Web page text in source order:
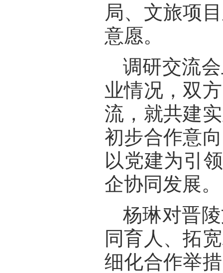
局、文旅项目
意愿。
调研交流
业情况，双
流，就共建
初步合作意
以党建为引
企协同发展。
杨琳对晋
同育人、拓
细化合作举